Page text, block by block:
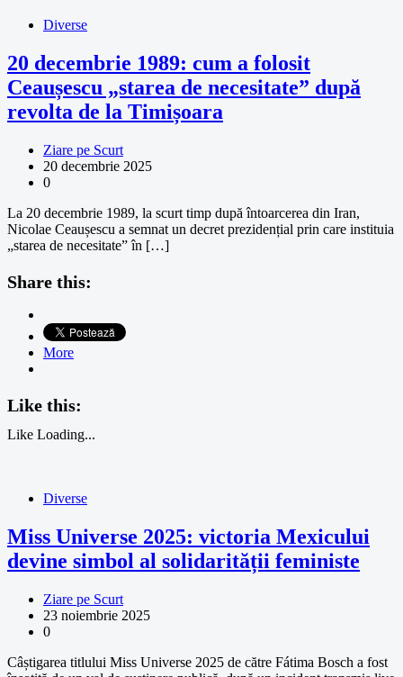
Diverse
20 decembrie 1989: cum a folosit
Ceaușescu „starea de necesitate” după
revolta de la Timișoara
Ziare pe Scurt
20 decembrie 2025
0
La 20 decembrie 1989, la scurt timp după întoarcerea din Iran,
Nicolae Ceaușescu a semnat un decret prezidențial prin care instituia
„starea de necesitate” în […]
Share this:
More
Like this:
Like Loading...
Diverse
Miss Universe 2025: victoria Mexicului
devine simbol al solidarității feministe
Ziare pe Scurt
23 noiembrie 2025
0
Câștigarea titlului Miss Universe 2025 de către Fátima Bosch a fost